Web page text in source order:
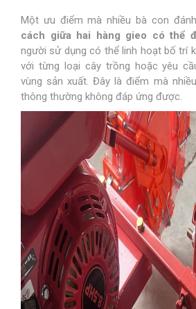
Một ưu điểm mà nhiều bà con
cách giữa hai hàng gieo có thể
người sử dụng có thể linh hoạt bố trí
với từng loại cây trồng hoặc yêu
vùng sản xuất. Đây là điểm mà
thông thường không đáp ứng được.